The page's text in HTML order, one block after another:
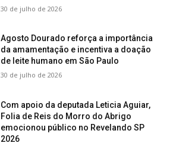
30 de julho de 2026
Agosto Dourado reforça a importância
da amamentação e incentiva a doação
de leite humano em São Paulo
30 de julho de 2026
Com apoio da deputada Leticia Aguiar,
Folia de Reis do Morro do Abrigo
emocionou público no Revelando SP
2026